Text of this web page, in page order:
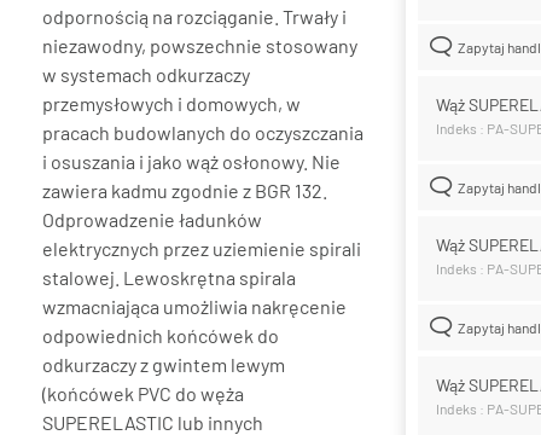
odpornością na rozciąganie. Trwały i
niezawodny, powszechnie stosowany
w systemach odkurzaczy
przemysłowych i domowych, w
pracach budowlanych do oczyszczania
i osuszania i jako wąż osłonowy. Nie
zawiera kadmu zgodnie z BGR 132.
Odprowadzenie ładunków
elektrycznych przez uziemienie spirali
stalowej. Lewoskrętna spirala
wzmacniająca umożliwia nakręcenie
odpowiednich końcówek do
odkurzaczy z gwintem lewym
(końcówek PVC do węża
SUPERELASTIC lub innych
Zapytaj
Wąż
Indeks : PA-
Zapytaj
Wąż
Indeks : PA-
Zapytaj
Wąż
Indeks : PA-